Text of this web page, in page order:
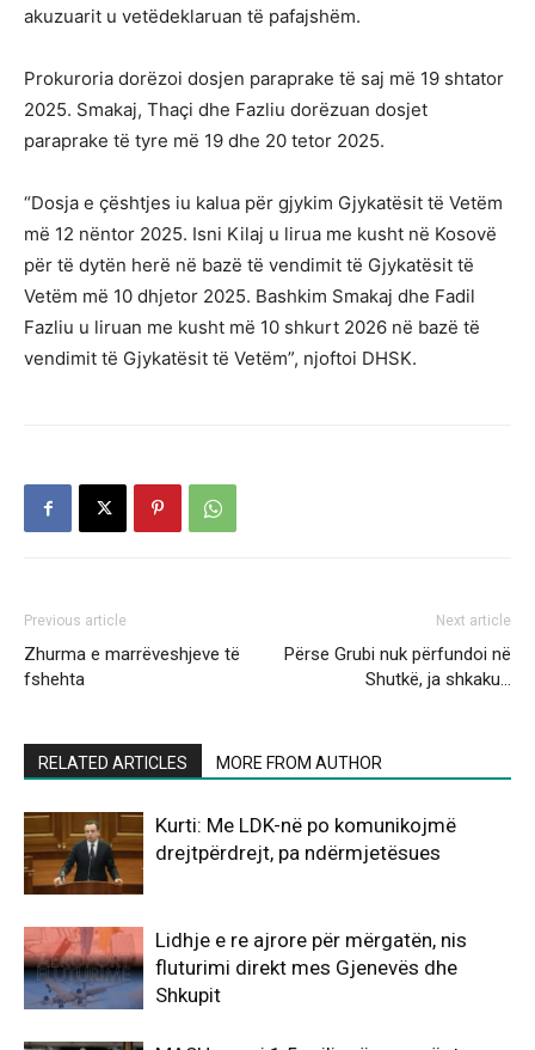
akuzuarit u vetëdeklaruan të pafajshëm.
Prokuroria dorëzoi dosjen paraprake të saj më 19 shtator
2025. Smakaj, Thaçi dhe Fazliu dorëzuan dosjet
paraprake të tyre më 19 dhe 20 tetor 2025.
“Dosja e çështjes iu kalua për gjykim Gjykatësit të Vetëm
më 12 nëntor 2025. Isni Kilaj u lirua me kusht në Kosovë
për të dytën herë në bazë të vendimit të Gjykatësit të
Vetëm më 10 dhjetor 2025. Bashkim Smakaj dhe Fadil
Fazliu u liruan me kusht më 10 shkurt 2026 në bazë të
vendimit të Gjykatësit të Vetëm”, njoftoi DHSK.
Previous article
Zhurma e marrëveshjeve të
fshehta
Next article
Përse Grubi nuk përfundoi në
Shutkë, ja shkaku…
RELATED ARTICLES MORE FROM AUTHOR
Kurti: Me LDK-në po komunikojmë
drejtpërdrejt, pa ndërmjetësues
Lidhje e re ajrore për mërgatën, nis
fluturimi direkt mes Gjenevës dhe
Shkupit